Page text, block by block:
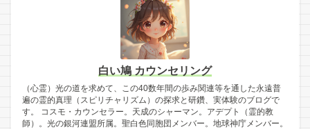
白い鳩 カウンセリング
（心霊）光の道を求めて、この40数年間の歩み関連等を通した永遠普
遍の霊的真理（スピリチャリズム）の探求と研鑽、実体験のブログで
す。 コスモ・カウンセラー。天成のシャーマン。アデプト（霊的教
師）。光の銀河連盟所属。聖白色同胞団メンバー。地球神庁メンバー。